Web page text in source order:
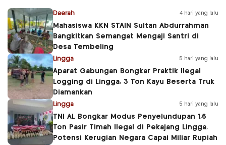
Daerah 4 hari yang lalu
Mahasiswa KKN STAIN Sultan Abdurrahman
Bangkitkan Semangat Mengaji Santri di
Desa Tembeling
Lingga 5 hari yang lalu
Aparat Gabungan Bongkar Praktik Ilegal
Logging di Lingga, 3 Ton Kayu Beserta Truk
Diamankan
Lingga 5 hari yang lalu
TNI AL Bongkar Modus Penyelundupan 1,6
Ton Pasir Timah Ilegal di Pekajang Lingga,
Potensi Kerugian Negara Capai Miliar Rupiah